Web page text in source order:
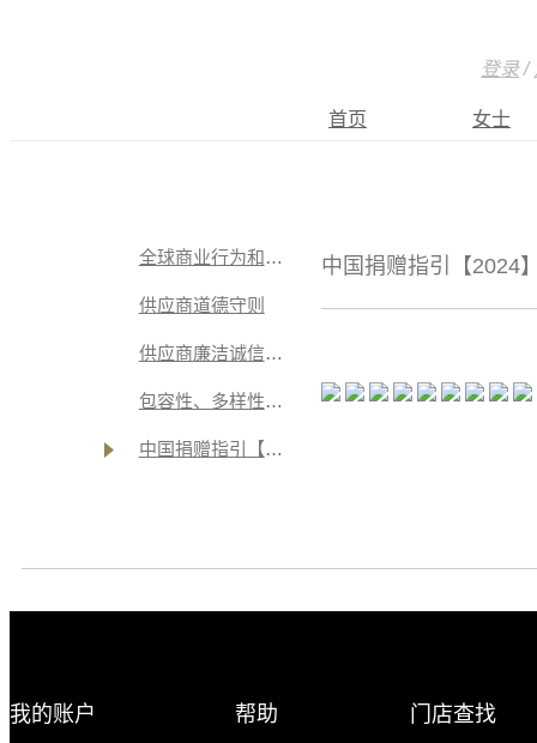
登录/
首页 女士
全球商业行为和道德准则
供应商道德守则
供应商廉洁诚信承诺书
包容性、多样性、公平和行动 我们的承诺【2020-06-24】
中国捐赠指引【2024】
中国捐赠指引【2024
我的账户 帮助 门店查找